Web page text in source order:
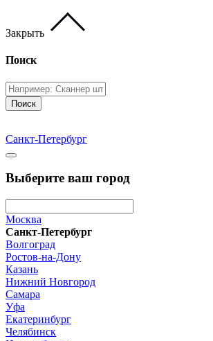
Закрыть
Поиск
Поиск
Санкт-Петербург
Выберите ваш город
Москва
Санкт-Петербург
Волгоград
Ростов-на-Дону
Казань
Нижний Новгород
Самара
Уфа
Екатеринбург
Челябинск